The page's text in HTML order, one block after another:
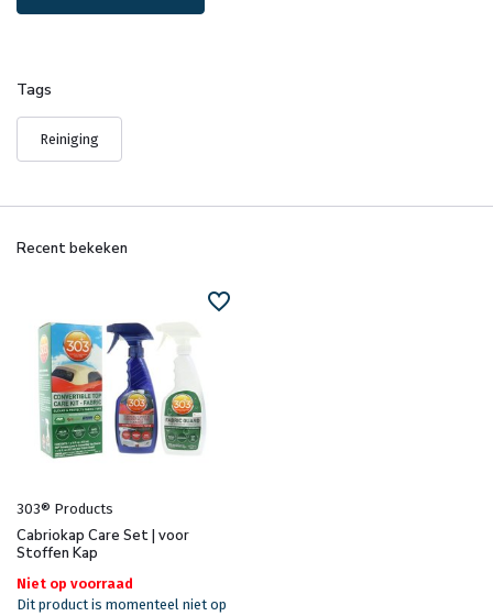
Tags
Reiniging
Recent bekeken
303® Products
Cabriokap Care Set | voor
Stoffen Kap
Niet op voorraad
Dit product is momenteel niet op